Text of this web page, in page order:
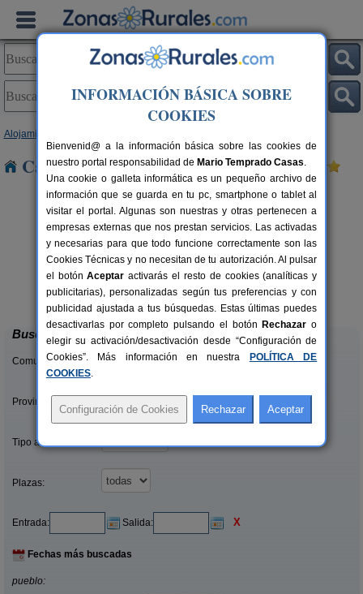
Alojamientos
Casas Rurales cerca de Genovés
6+2 pers.
desde50 €
La Casa del Lago
Anna (Valencia)
Buscar
Comunidades:
Provincias/Islas:
Tipo alquiler:
Plazas:
Entrada: Salida: X
Fechas más buscadas
pueblo:
INFORMACIÓN BÁSICA SOBRE
COOKIES
Bienvenid@ a la información básica sobre las cookies de
nuestro portal responsabilidad de Mario Temprado Casas.
Una cookie o galleta informática es un pequeño archivo de
información que se guarda en tu pc, smartphone o tablet al
visitar el portal. Algunas son nuestras y otras pertenecen a
empresas externas que nos prestan servicios. Las activadas
y necesarias para que todo funcione correctamente son las
Cookies Técnicas y no necesitan de tu autorización. Al pulsar
el botónAceptar activarás el resto de cookies (analíticas y
publicitarias), personalizadas según tus preferencias y con
publicidad ajustada a tus búsquedas. Estas últimas puedes
desactivarlas por completo pulsando el botón Rechazar o
elegir su activación/desactivación desde “Configuración de
Cookies”. Más información en nuestra
POLÍTICA DE
COOKIES.